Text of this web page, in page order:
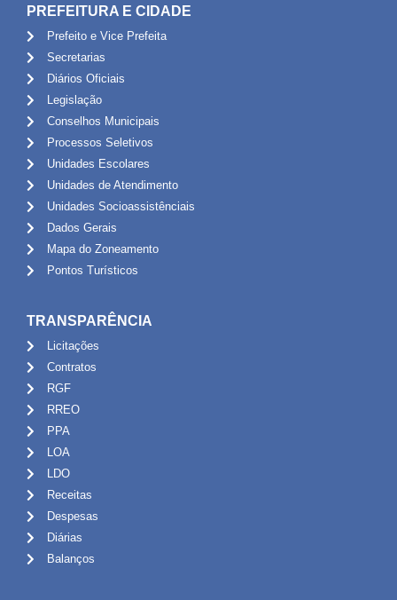
PREFEITURA E CIDADE
Prefeito e Vice Prefeita
Secretarias
Diários Oficiais
Legislação
Conselhos Municipais
Processos Seletivos
Unidades Escolares
Unidades de Atendimento
Unidades Socioassistênciais
Dados Gerais
Mapa do Zoneamento
Pontos Turísticos
TRANSPARÊNCIA
Licitações
Contratos
RGF
RREO
PPA
LOA
LDO
Receitas
Despesas
Diárias
Balanços